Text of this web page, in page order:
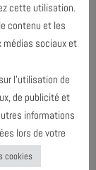
2025
cette utilisation.
contenu et les
médias sociaux et
l’utilisation de
de publicité et
informations
lors de votre
cookies